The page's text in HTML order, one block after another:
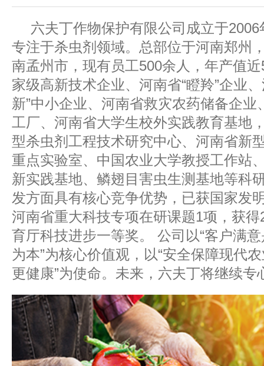
六夫丁作物保护有限公司成立于
专注于杀虫剂领域。总部位于河南郑州
南孟州市，现有员工500余人，年产值
家级高新技术企业、河南省“瞪羚”企业
新”中小企业、河南省救灾农药储备企业
工厂、河南省大学生校外实践教育基地
型杀虫剂工程技术研究中心、河南省新
重点实验室、中国农业大学教授工作站
新实践基地、鳞翅目害虫生测基地等科
发方面具有核心竞争优势，已获国家发
河南省重大科技专项在研课题1项，获
育厅科技进步一等奖。 公司以“客户满
为本”为核心价值观，以“安全保障现代
更健康”为使命。未来，六夫丁将继续专